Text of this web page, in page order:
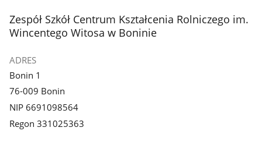
stopka
Zespół Szkół Centrum Kształcenia Rolniczego im.
Wincentego Witosa w Boninie
ADRES
Bonin 1
76-009 Bonin
NIP 6691098564
Regon 331025363